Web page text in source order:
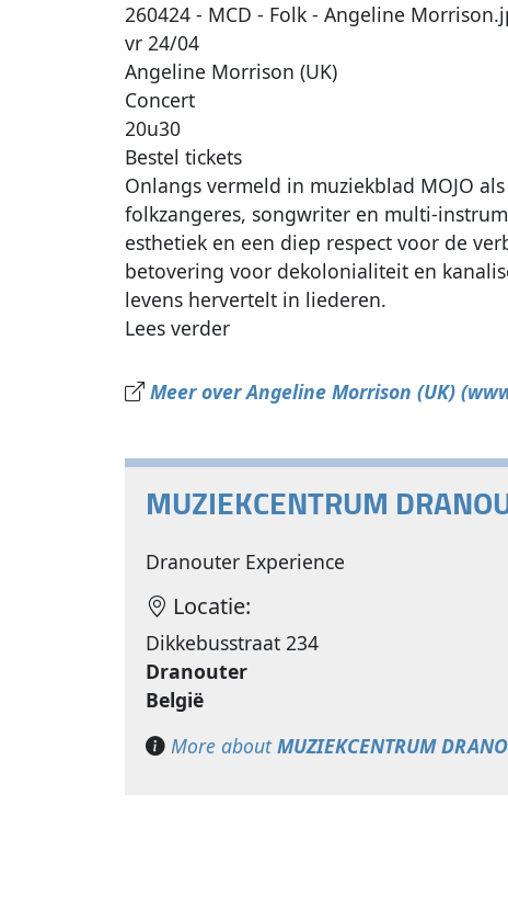
260424 - MCD - Folk - Angeline
vr 24/04
Angeline Morrison (UK)
Concert
20u30
Bestel tickets
Onlangs vermeld in muziekblad MOJO
folkzangeres, songwriter en multi-
esthetiek en een diep respect voor de
betovering voor dekolonialiteit en
levens hervertelt in liederen.
Lees verder
Meer over Angeline Morrison (UK)
MUZIEKCENTRUM
Dranouter Experience
Locatie:
Dikkebusstraat 234
Dranouter
België
More aboutMUZIEKCENTRUM